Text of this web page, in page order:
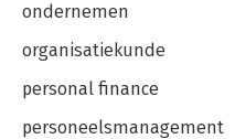
ondernemen
organisatiekunde
personal finance
personeelsmanagement